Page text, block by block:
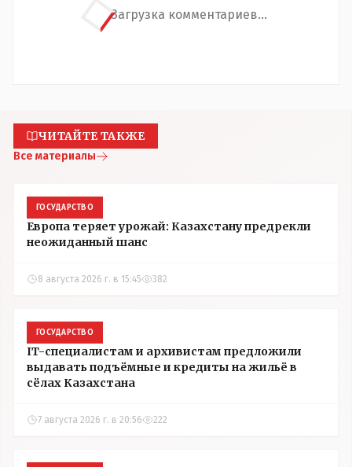
Загрузка комментариев...
ЧИТАЙТЕ ТАКЖЕ
Все материалы
ГОСУДАРСТВО
Европа теряет урожай: Казахстану предрекли
неожиданный шанс
8 августа 2026 г. в 15:45 382
ГОСУДАРСТВО
IT-специалистам и архивистам предложили
выдавать подъёмные и кредиты на жильё в
сёлах Казахстана
7 августа 2026 г. в 20:56 222